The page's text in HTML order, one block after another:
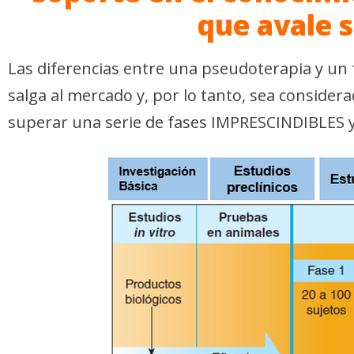
que avale
Las diferencias entre una pseudoterapia y
salga al mercado y, por lo tanto, sea
superar una serie de fases